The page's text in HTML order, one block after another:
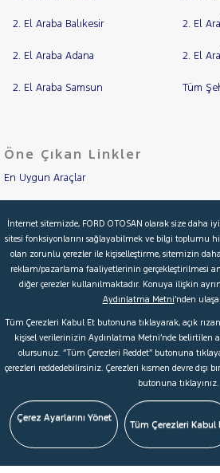
SUBARU
TESLA
VOLKSWAGEN
VOLVO
2. El Araba Balıkesir 2. El
2. El Araba Adana 2. El
2. El Araba Samsun Tüm
Öne Çıkan Linkler
En Uygun Araçlar
İkinci El Garanti
Kampanyalar
Kredi Hesaplama & Başvuru
© 2026 Ford Türkiye Ford Kurumsal
Şartlar & Kişisel Verilerin Korunması S.S.S.
Çerez Tercihleri
İnternet sitemizde, FORD OTOSAN olarak size daha
sitesi fonksiyonlarını sağlayabilmek ve bilgi toplumu
olan zorunlu çerezler ile kişiselleştirme, sitemizin daha
reklam/pazarlama faaliyetlerinin gerçekleştirilmesi
diğer çerezler kullanılmaktadır. Konuya ilişkin
Aydınlatma Metni’nden
Tüm Çerezleri Kabul Et butonuna tıklayarak, açık
kişisel verilerinizin Aydınlatma Metni’nde belirtilen
olursunuz. “Tüm Çerezleri Reddet” butonuna
çerezleri reddedebilirsiniz. Çerezleri kısmen devre dışı
butonuna tıklayınız.
Çerez Ayarlarını Yönet
Tüm Çerezleri Kabul